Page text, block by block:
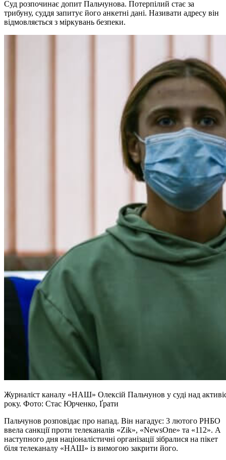
Суд розпочинає допит Пальчунова. Потерпілий стає за
трибуну, суддя запитує його анкетні дані. Називати адресу він
відмовляється з міркувань безпеки.
Журналіст каналу «НАШ» Олексій Пальчунов у суді над
року. Фото: Стас Юрченко, Ґрати
Пальчунов розповідає про напад. Він нагадує: 3 лютого РНБО
ввела санкції проти телеканалів «Zik», «NewsOne» та «112». А
наступного дня націоналістичні організації зібралися на пікет
біля телеканалу «НАШ» із вимогою закрити його.